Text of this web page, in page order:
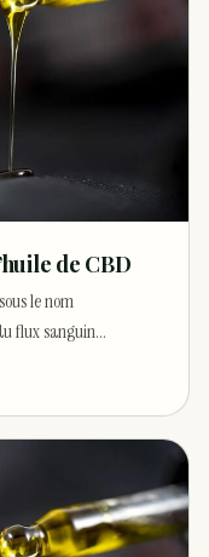
de CBD
le nom
flux sanguin…